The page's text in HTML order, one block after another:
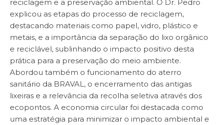
reciclagem e a preservação ambiental. O Dr. Pedro
explicou as etapas do processo de reciclagem,
destacando materiais como papel, vidro, plástico e
metais, e a importância da separação do lixo orgânico
e reciclável, sublinhando o impacto positivo desta
prática para a preservação do meio ambiente.
Abordou também o funcionamento do aterro
sanitário da BRAVAL, o encerramento das antigas
lixeiras e a relevância da recolha seletiva através dos
ecopontos. A economia circular foi destacada como
uma estratégia para minimizar o impacto ambiental e